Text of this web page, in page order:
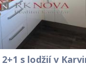
s lodžií v